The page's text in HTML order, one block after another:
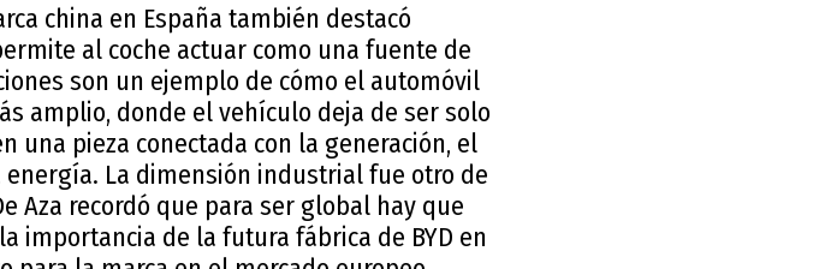
china en España también destacó
al coche actuar como una fuente de
son un ejemplo de cómo el automóvil
amplio, donde el vehículo deja de ser solo
una pieza conectada con la generación, el
La dimensión industrial fue otro de
Aza recordó que para ser global hay que
importancia de la futura fábrica de BYD en